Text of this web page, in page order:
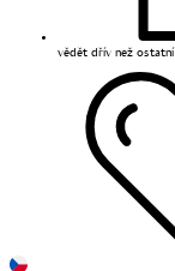
vědět dřív než ostatní